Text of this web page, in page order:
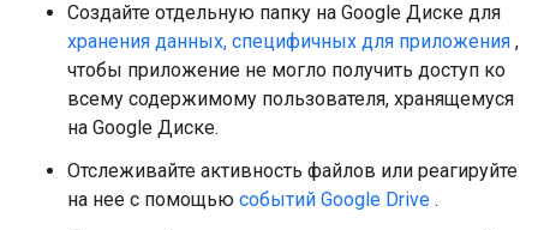
Создайте отдельную папку на Google Диске для
хранения данных, специфичных для приложения ,
чтобы приложение не могло получить доступ ко
всему содержимому пользователя, хранящемуся
на Google Диске.
Отслеживайте активность файлов или реагируйте
на нее с помощью событий Google Drive .